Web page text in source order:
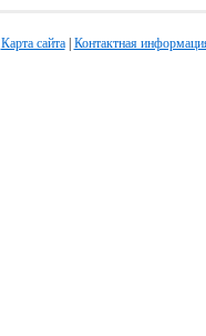
Карта сайта| Контактная